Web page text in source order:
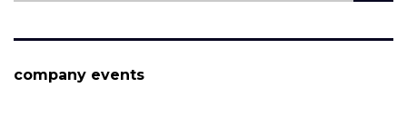
company events